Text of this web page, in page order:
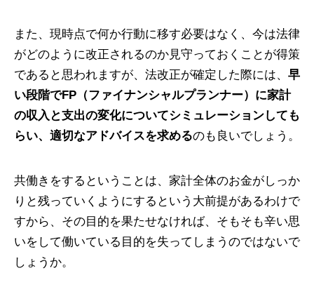
また、現時点で何か行動に移す必要はなく、今は法律
がどのように改正されるのか見守っておくことが得策
であると思われますが、法改正が確定した際には、 早
い段階でFP（ファイナンシャルプランナー）に家計
の収入と支出の変化についてシミュレーションしても
らい、適切なアドバイスを求めるのも良いでしょう。
共働きをするということは、家計全体のお金がしっか
りと残っていくようにするという大前提があるわけで
すから、その目的を果たせなければ、そもそも辛い思
いをして働いている目的を失ってしまうのではないで
しょうか。